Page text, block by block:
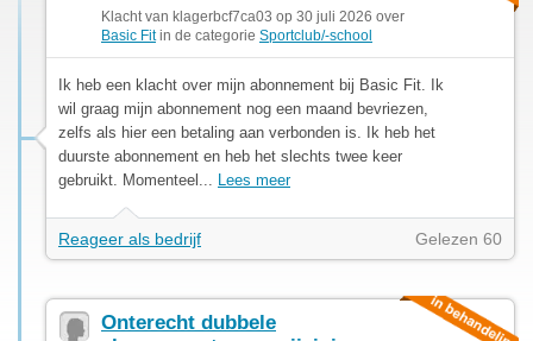
Klacht van klagerbcf7ca03 op 30 juli 2026 over
Basic Fitin de categorie Sportclub/-school
Ik heb een klacht over mijn abonnement bij Basic Fit. Ik
wil graag mijn abonnement nog een maand bevriezen,
zelfs als hier een betaling aan verbonden is. Ik heb het
duurste abonnement en heb het slechts twee keer
gebruikt. Momenteel... Lees meer
Reageer als bedrijf Gelezen 60
Onterecht dubbele